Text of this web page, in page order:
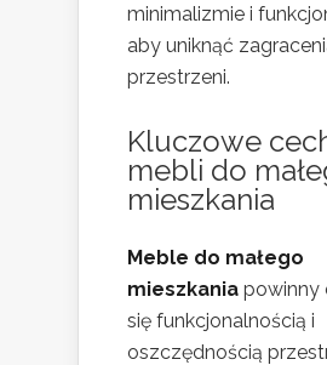
minimalizmie i
aby uniknąć
przestrzeni.
Kluczowe
mebli do
mieszkania
Meble do małego
mieszkania powinny
się funkcjonalnością i
oszczędnością